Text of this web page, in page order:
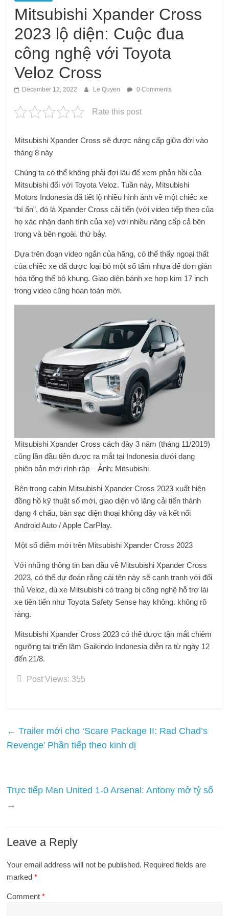
Mitsubishi Xpander Cross
2023 lộ diện: Cuộc đua
công nghệ với Toyota
Veloz Cross
December 12, 2022 Le Quyen 0 Comments
Rate this post
Mitsubishi Xpander Cross sẽ được nâng cấp giữa đời vào
tháng 8 này
Chúng ta có thể không phải đợi lâu để xem phản hồi của
Mitsubishi đối với Toyota Veloz. Tuần này, Mitsubishi
Motors Indonesia đã tiết lộ nhiều hình ảnh về một chiếc xe
“bí ẩn”, đó là Xpander Cross cải tiến (với video tiếp theo của
họ xác nhận danh tính của xe) với nhiều nâng cấp cả bên
trong và bên ngoài. thứ bảy.
Dựa trên đoạn video ngắn của hãng, có thể thấy ngoại thất
của chiếc xe đã được loại bỏ một số tấm nhựa để đơn giản
hóa tổng thể bộ khung. Giao diện bánh xe hợp kim 17 inch
trong video cũng hoàn toàn mới.
Mitsubishi Xpander Cross cách đây 3 năm (tháng 11/2019)
cũng lần đầu tiên được ra mắt tại Indonesia dưới dạng
phiên bản mới rình rập – Ảnh: Mitsubishi
Bên trong cabin Mitsubishi Xpander Cross 2023 xuất hiện
đồng hồ kỹ thuật số mới, giao diện vô lăng cải tiến thành
dạng 4 chấu, bàn sạc điện thoại không dây và kết nối
Android Auto / Apple CarPlay.
Một số điểm mới trên Mitsubishi Xpander Cross 2023
Với những thông tin ban đầu về Mitsubishi Xpander Cross
2023, có thể dự đoán rằng cái tên này sẽ cạnh tranh với đối
thủ Veloz, dù xe Mitsubishi có trang bị công nghệ hỗ trợ lái
xe tiên tiến như Toyota Safety Sense hay không. không rõ
ràng.
Mitsubishi Xpander Cross 2023 có thể được tận mắt chiêm
ngưỡng tại triển lãm Gaikindo Indonesia diễn ra từ ngày 12
đến 21/8.
Post Views: 355
← Trailer mới cho ‘Scare Package II: Rad Chad’s
Revenge’ Phần tiếp theo kinh dị
Trực tiếp Man United 1-0 Arsenal: Antony mở tỷ số
→
Leave a Reply
Your email address will not be published. Required fields are
marked*
Comment*